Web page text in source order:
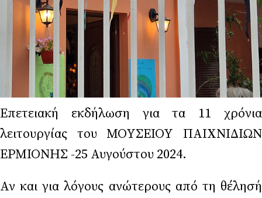
Επετειακή εκδήλωση για τα 11 χρόνια
λειτουργίας του ΜΟΥΣΕΙΟΥ ΠΑΙΧΝΙΔΙΩΝ
ΕΡΜΙΟΝΗΣ -25 Αυγούστου 2024.
Αν και για λόγους ανώτερους από τη θέλησή